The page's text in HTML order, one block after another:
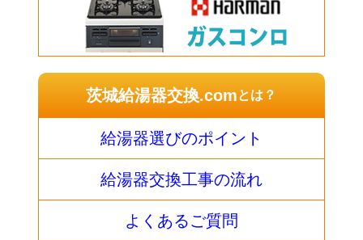
茨城給湯器交換.comとは？
給湯器選びのポイント
給湯器交換工事の流れ
よくあるご質問